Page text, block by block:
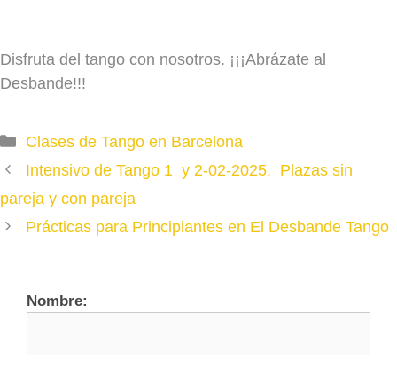
Disfruta del tango con nosotros. ¡¡¡Abrázate al
Desbande!!!
Categories
Clases de Tango en Barcelona
Intensivo de Tango 1 y 2-02-2025, Plazas sin
pareja y con pareja
Prácticas para Principiantes en El Desbande Tango
Nombre: